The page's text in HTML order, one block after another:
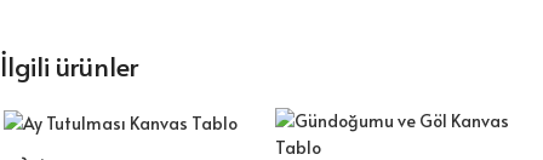
İlgili ürünler